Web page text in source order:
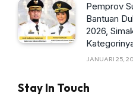
Pemprov
Bantuan
2026,
JANUARI 25,
Stay In Touch